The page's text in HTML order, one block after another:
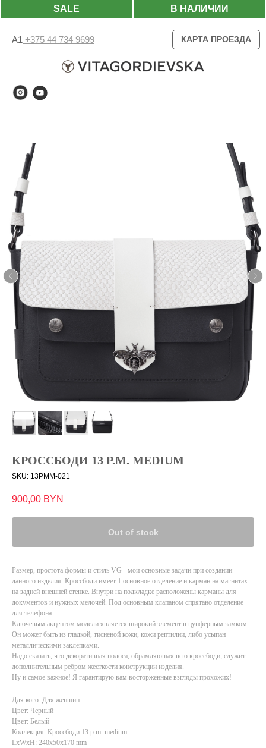
В НАЛИЧИИ
SALE
А1 +375 44 734 9699 КАРТА ПРОЕЗДА
КРОССБОДИ 13 P.M. MEDIUM
SKU: 13PMM-021
900,00 BYN
Out of stock
Размер, простота формы и стиль VG - мои основные задачи при создании
данного изделия. Кроссбоди имеет 1 основное отделение и карман на магнитах
на задней внешней стенке. Внутри на подкладке расположены карманы для
документов и нужных мелочей. Под основным клапаном спрятано отделение
для телефона.
Ключевым акцентом модели является широкий элемент в цупферным замком.
Он может быть из гладкой, тисненой кожи, кожи рептилии, либо усыпан
металлическими заклепками.
Надо сказать, что декоративная полоса, обрамляющая всю кроссбоди, служит
дополнительным ребром жесткости конструкции изделия.
Ну и самое важное! Я гарантирую вам восторженные взгляды прохожих!
Для кого: Для женщин
Цвет: Черный
Цвет: Белый
Коллекция: Кроссбоди 13 p.m. medium
LxWxH: 240x50x170 mm